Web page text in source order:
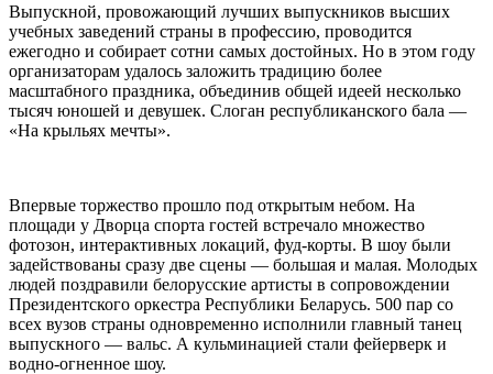
Выпускной, провожающий лучших выпускников высших
учебных заведений страны в профессию, проводится
ежегодно и собирает сотни самых достойных. Но в этом году
организаторам удалось заложить традицию более
масштабного праздника, объединив общей идеей несколько
тысяч юношей и девушек. Слоган республиканского бала —
«На крыльях мечты».
Впервые торжество прошло под открытым небом. На
площади у Дворца спорта гостей встречало множество
фотозон, интерактивных локаций, фуд-корты. В шоу были
задействованы сразу две сцены — большая и малая. Молодых
людей поздравили белорусские артисты в сопровождении
Президентского оркестра Республики Беларусь. 500 пар со
всех вузов страны одновременно исполнили главный танец
выпускного — вальс. А кульминацией стали фейерверк и
водно-огненное шоу.